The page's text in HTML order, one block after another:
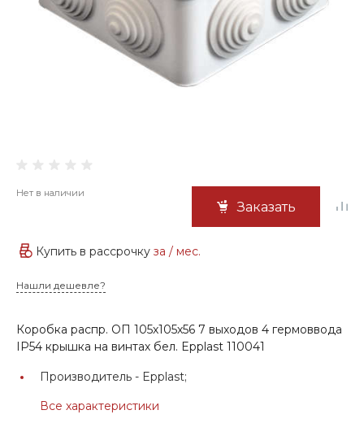
Нет в наличии
Заказать
Купить в рассрочку за / мес.
Нашли дешевле?
Коробка распр. ОП 105х105х56 7 выходов 4 гермоввода
IP54 крышка на винтах бел. Epplast 110041
Производитель - Epplast;
Все характеристики